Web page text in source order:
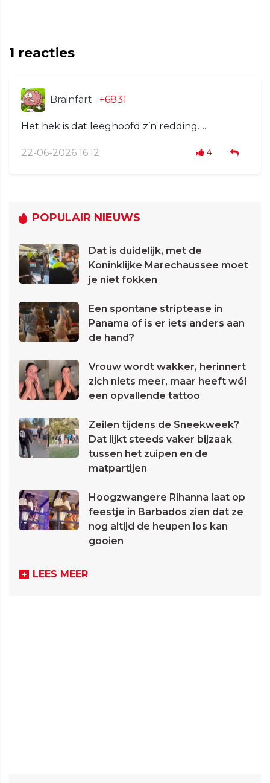
1 reacties
Brainfart +6831
Het hek is dat leeghoofd z’n redding…..
22-06-2026 16:12 4
POPULAIR NIEUWS
Dat is duidelijk, met de
Koninklijke Marechaussee moet
je niet fokken
Een spontane striptease in
Panama of is er iets anders aan
de hand?
Vrouw wordt wakker, herinnert
zich niets meer, maar heeft wél
een opvallende tattoo
Zeilen tijdens de Sneekweek?
Dat lijkt steeds vaker bijzaak
tussen het zuipen en de
matpartijen
Hoogzwangere Rihanna laat op
feestje in Barbados zien dat ze
nog altijd de heupen los kan
gooien
LEES MEER